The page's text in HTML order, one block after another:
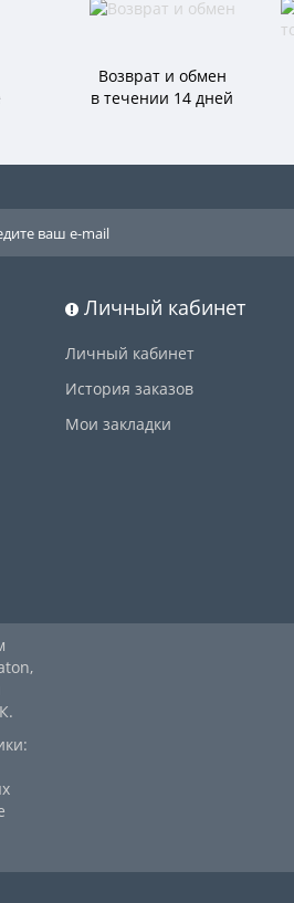
Возврат и обмен
в течении 14 дней
Личный кабинет
Личный кабинет
История заказов
Мои закладки